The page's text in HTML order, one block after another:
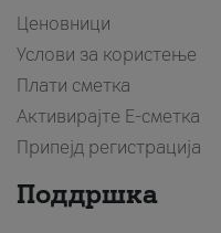
Ценовници
Услови за користење
Плати сметка
Активирајте Е-сметка
Припејд регистрација
Поддршка